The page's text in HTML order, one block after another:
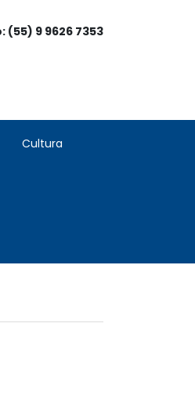
9 9626 7353
Cultura